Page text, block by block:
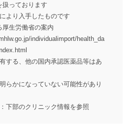
扱っております
より入手したものです
生労働省の案内
individualimport/health_da
する、他の国内承認医薬品等はあ
らかになっていない可能性があり
下部のクリニック情報を参照